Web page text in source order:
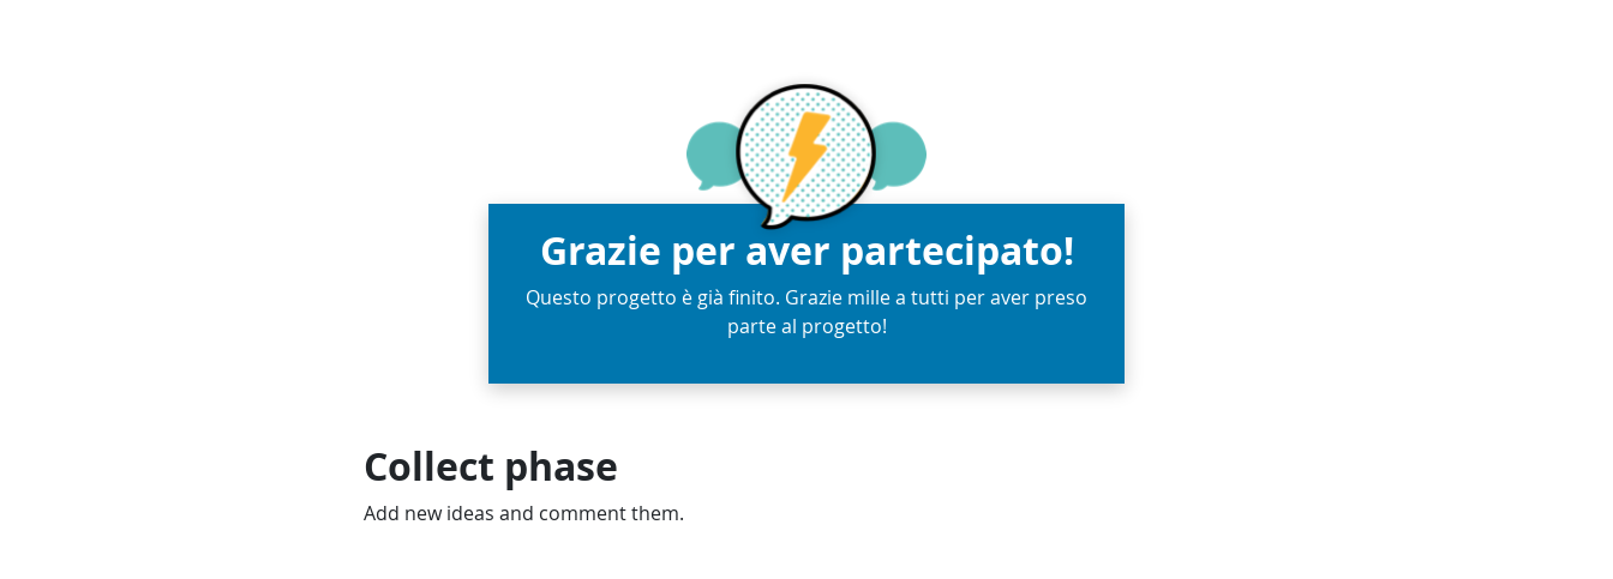
Grazie per aver partecipato!
Questo progetto è già finito. Grazie mille a tutti per aver preso
parte al progetto!
Collect phase
Add new ideas and comment them.